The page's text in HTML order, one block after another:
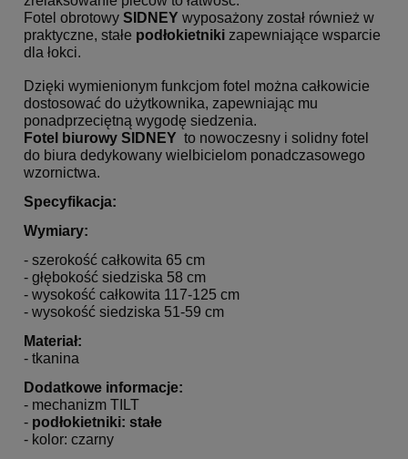
Fotel obrotowy SIDNEY wyposażony został również w
praktyczne, stałe podłokietniki zapewniające wsparcie
dla łokci.
Dzięki wymienionym funkcjom fotel można całkowicie
dostosować do użytkownika, zapewniając mu
ponadprzeciętną wygodę siedzenia.
Fotel biurowy SIDNEY to nowoczesny i solidny fotel
do biura dedykowany wielbicielom ponadczasowego
wzornictwa.
Specyfikacja:
Wymiary:
- szerokość całkowita 65 cm
- głębokość siedziska 58 cm
- wysokość całkowita 117-125 cm
- wysokość siedziska 51-59 cm
Materiał:
- tkanina
Dodatkowe informacje:
- mechanizm TILT
- podłokietniki: stałe
- kolor: czarny